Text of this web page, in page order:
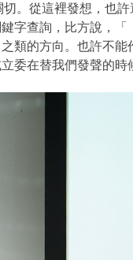
切。從這裡發想，也
字查詢，比方說，
類的方向。也許不
委在替我們發聲的